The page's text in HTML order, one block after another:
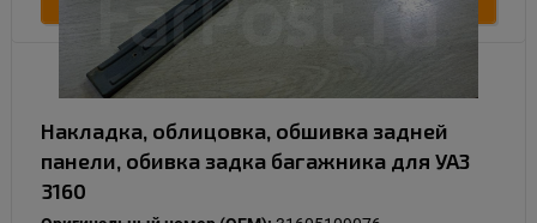
Накладка, облицовка, обшивка задней
панели, обивка задка багажника для УАЗ
3160